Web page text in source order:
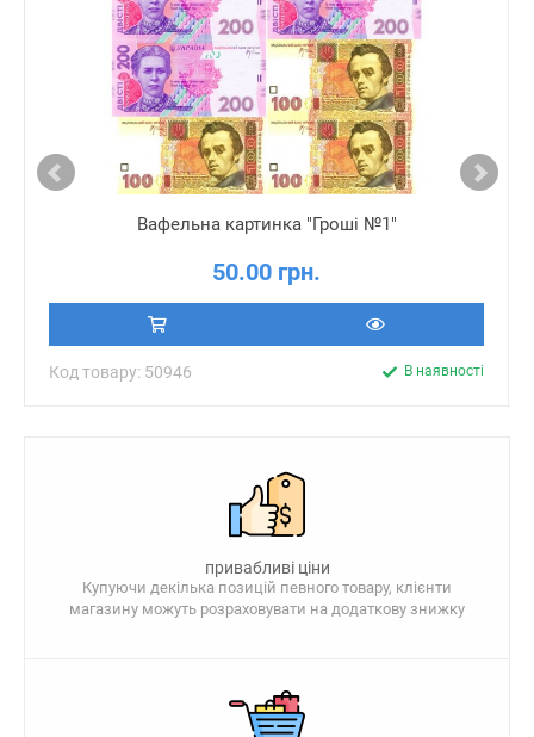
Вафельна картинка "Гроші №1"
50.00 грн.
Код товару: 50946 В наявності
привабливі ціни
Купуючи декілька позицій певного товару, клієнти
магазину можуть розраховувати на додаткову знижку